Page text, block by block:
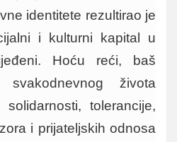
identitete rezultirao je
i kulturni kapital u
Hoću reći, baš
života
tolerancije,
i prijateljskih odnosa